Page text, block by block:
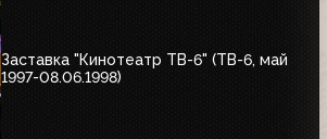
Заставка "Кинотеатр ТВ-6" (ТВ-6, май
1997-08.06.1998)